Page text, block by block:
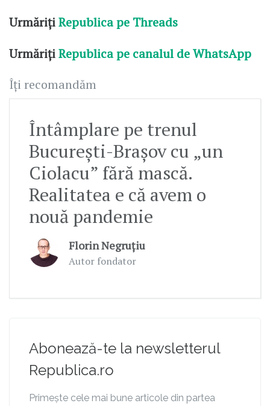
UrmărițiRepublica pe Threads
UrmărițiRepublica pe canalul de WhatsApp
Îți recomandăm
Întâmplare pe trenul
București-Brașov cu „un
Ciolacu” fără mască.
Realitatea e că avem o
nouă pandemie
Florin Negruțiu
Autor fondator
Abonează-te la newsletterul
Republica.ro
Primește cele mai bune articole din partea